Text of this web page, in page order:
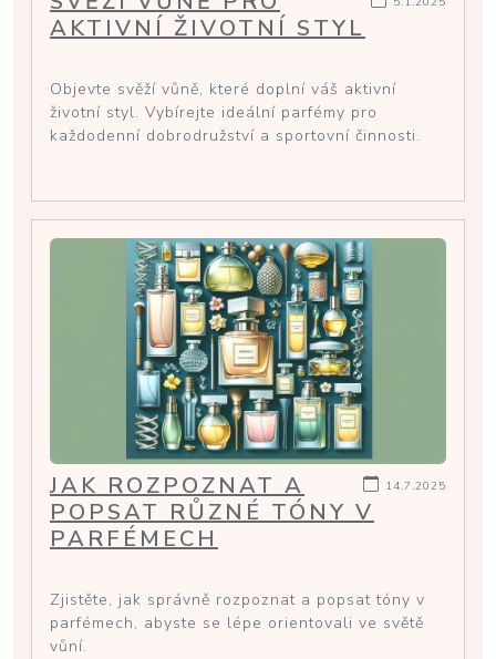
AKTIVNÍ ŽIVOTNÍ STYL
Objevte svěží vůně, které doplní váš aktivní
životní styl. Vybírejte ideální parfémy pro
každodenní dobrodružství a sportovní činnosti.
14.7.2025
JAK ROZPOZNAT A
POPSAT RŮZNÉ TÓNY V
PARFÉMECH
Zjistěte, jak správně rozpoznat a popsat tóny v
parfémech, abyste se lépe orientovali ve světě
vůní.